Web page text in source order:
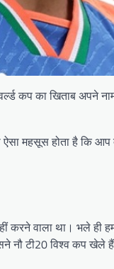
कप का खिताब अपने
महसूस होता है कि
करने वाला था। भले
नौ टी20 विश्व कप